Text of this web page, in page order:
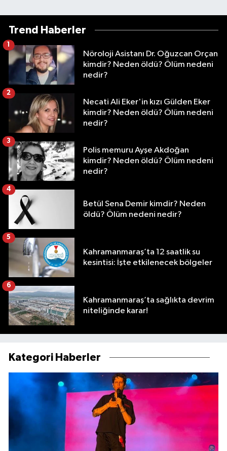
Trend Haberler
Nöroloji Asistanı Dr. Oğuzcan Orçan
kimdir? Neden öldü? Ölüm nedeni
nedir?
1
Necati Ali Eker'in kızı Gülden Eker
kimdir? Neden öldü? Ölüm nedeni
nedir?
2
Polis memuru Ayşe Akdoğan
kimdir? Neden öldü? Ölüm nedeni
nedir?
3
Betül Sena Demir kimdir? Neden
öldü? Ölüm nedeni nedir?
4
Kahramanmaraş’ta 12 saatlik su
kesintisi: İşte etkilenecek bölgeler
5
Kahramanmaraş’ta sağlıkta devrim
niteliğinde karar!
6
Kategori Haberler